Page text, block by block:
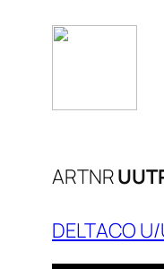
ARTNR
DELTACO